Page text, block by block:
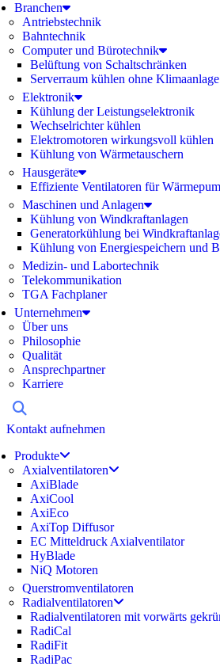
Branchen
Antriebstechnik
Bahntechnik
Computer und Bürotechnik
Belüftung von Schaltschränken
Serverraum kühlen ohne Klimaanlage
Elektronik
Kühlung der Leistungselektronik
Wechselrichter kühlen
Elektromotoren wirkungsvoll kühlen
Kühlung von Wärmetauschern
Hausgeräte
Effiziente Ventilatoren für
Maschinen und Anlagen
Kühlung von Windkraftanlagen
Generatorkühlung bei
Kühlung von Energiespeichern und
Medizin- und Labortechnik
Telekommunikation
TGA Fachplaner
Unternehmen
Über uns
Philosophie
Qualität
Ansprechpartner
Karriere
Kontakt aufnehmen
Produkte
Axialventilatoren
AxiBlade
AxiCool
AxiEco
AxiTop Diffusor
EC Mitteldruck Axialventilator
HyBlade
NiQ Motoren
Querstromventilatoren
Radialventilatoren
Radialventilatoren mit vorwärts
RadiCal
RadiFit
RadiPac